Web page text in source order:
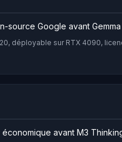
source Google avant
déployable sur RTX 4090,
avant M3